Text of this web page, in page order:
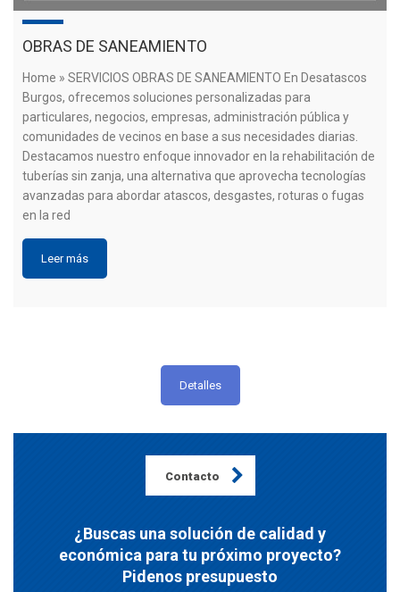
OBRAS DE SANEAMIENTO
Home » SERVICIOS OBRAS DE SANEAMIENTO En Desatascos
Burgos, ofrecemos soluciones personalizadas para
particulares, negocios, empresas, administración pública y
comunidades de vecinos en base a sus necesidades diarias.
Destacamos nuestro enfoque innovador en la rehabilitación de
tuberías sin zanja, una alternativa que aprovecha tecnologías
avanzadas para abordar atascos, desgastes, roturas o fugas
en la red
Leer más
Detalles
Contacto
¿Buscas una solución de calidad y
económica para tu próximo proyecto?
Pidenos presupuesto